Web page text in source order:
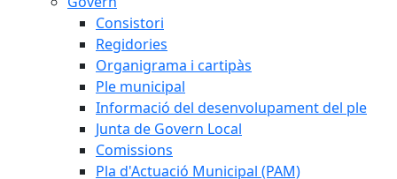
Consistori
Regidories
Organigrama i cartipàs
Ple municipal
Informació del desenvolupament del ple
Junta de Govern Local
Comissions
Pla d'Actuació Municipal (PAM)